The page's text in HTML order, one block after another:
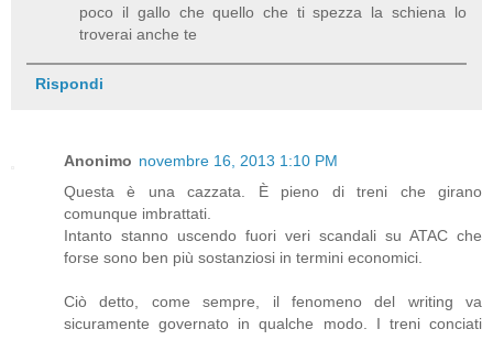
poco il gallo che quello che ti spezza la schiena lo
troverai anche te
Rispondi
Anonimo novembre 16, 2013 1:10 PM
Questa è una cazzata. È pieno di treni che girano
comunque imbrattati.
Intanto stanno uscendo fuori veri scandali su ATAC che
forse sono ben più sostanziosi in termini economici.
Ciò detto, come sempre, il fenomeno del writing va
sicuramente governato in qualche modo. I treni conciati